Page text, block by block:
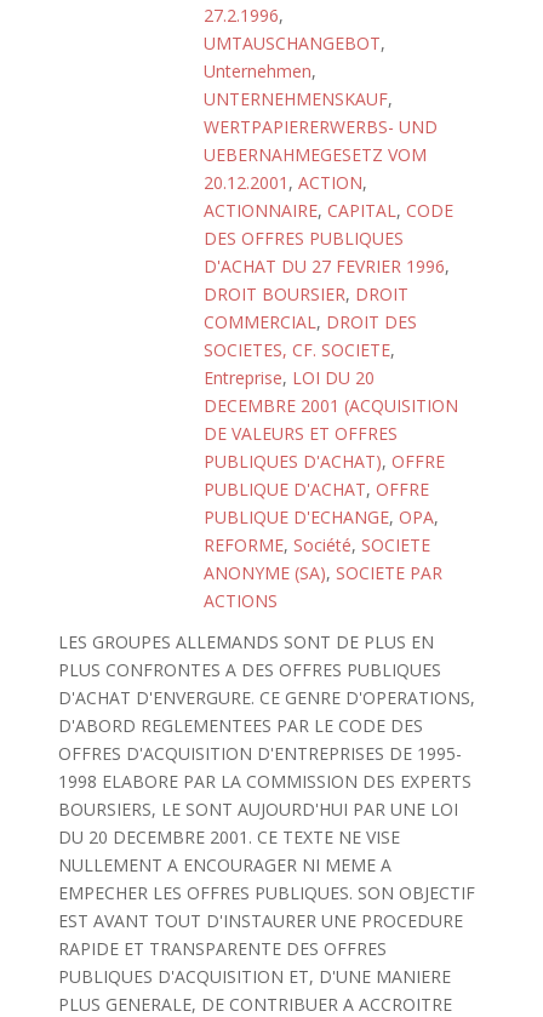
27.2.1996,
UMTAUSCHANGEBOT,
Unternehmen,
UNTERNEHMENSKAUF,
WERTPAPIERERWERBS- UND
UEBERNAHMEGESETZ VOM
20.12.2001 , ACTION,
ACTIONNAIRE, CAPITAL, CODE
DES OFFRES PUBLIQUES
D'ACHAT DU 27 FEVRIER 1996,
DROIT BOURSIER, DROIT
COMMERCIAL, DROIT DES
SOCIETES, CF. SOCIETE,
Entreprise, LOI DU 20
DECEMBRE 2001 (ACQUISITION
DE VALEURS ET OFFRES
PUBLIQUES D'ACHAT), OFFRE
PUBLIQUE D'ACHAT, OFFRE
PUBLIQUE D'ECHANGE, OPA,
REFORME, Société, SOCIETE
ANONYME (SA), SOCIETE PAR
ACTIONS
LES GROUPES ALLEMANDS SONT DE PLUS EN
PLUS CONFRONTES A DES OFFRES PUBLIQUES
D'ACHAT D'ENVERGURE. CE GENRE D'OPERATIONS,
D'ABORD REGLEMENTEES PAR LE CODE DES
OFFRES D'ACQUISITION D'ENTREPRISES DE 1995-
1998 ELABORE PAR LA COMMISSION DES EXPERTS
BOURSIERS, LE SONT AUJOURD'HUI PAR UNE LOI
DU 20 DECEMBRE 2001. CE TEXTE NE VISE
NULLEMENT A ENCOURAGER NI MEME A
EMPECHER LES OFFRES PUBLIQUES. SON OBJECTIF
EST AVANT TOUT D'INSTAURER UNE PROCEDURE
RAPIDE ET TRANSPARENTE DES OFFRES
PUBLIQUES D'ACQUISITION ET, D'UNE MANIERE
PLUS GENERALE, DE CONTRIBUER A ACCROITRE